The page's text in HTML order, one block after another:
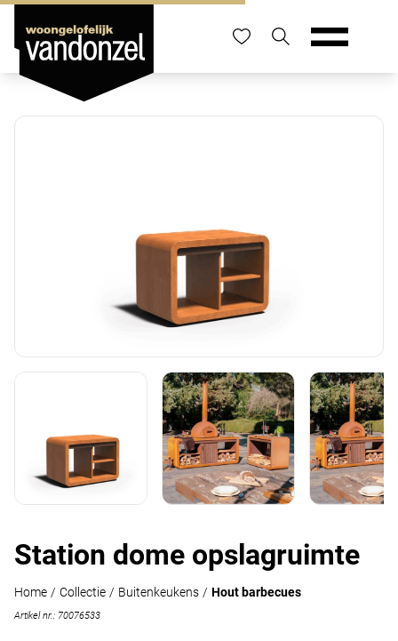
Station dome opslagruimte
Home / Collectie / Buitenkeukens / Hout barbecues
Artikel nr.: 70076533